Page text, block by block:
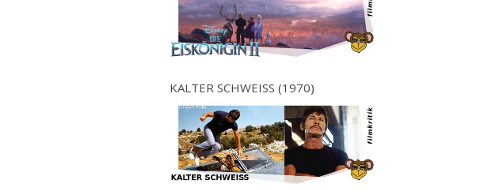
KALTER SCHWEISS (1970)